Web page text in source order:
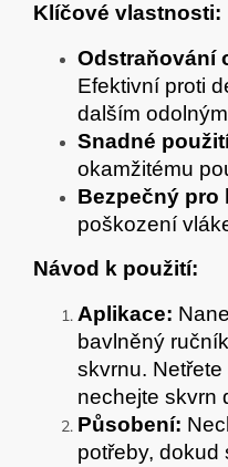
Klíčové vlastnosti:
Odstraňování
Efektivní proti
dalším
Snadné
okamžitému
Bezpečný pro
poškození
Návod k použití:
Aplikace:
bavlněný
skvrnu.
nechejte skvrn
Působení:
potřeby, dokud